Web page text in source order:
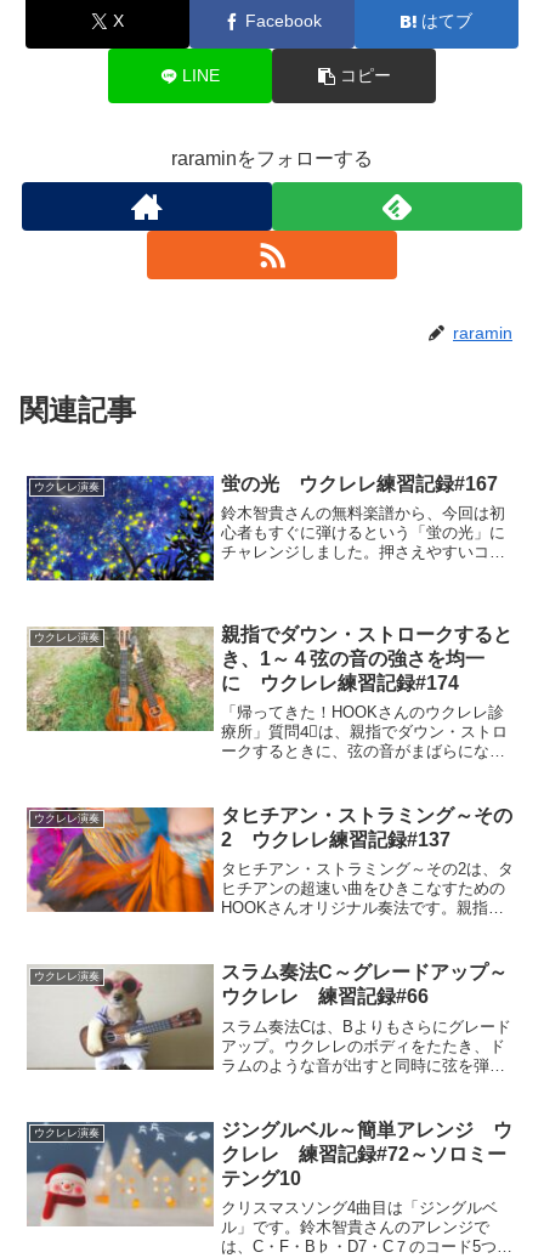
X Facebook はてブ
LINE コピー
raraminをフォローする
raramin
関連記事
ウクレレ演奏 蛍の光 ウクレレ練習記録#167
鈴木智貴さんの無料楽譜から、今回は初
心者もすぐに弾けるという「蛍の光」に
チャレンジしました。押さえやすいコー
ウクレレ演奏
親指でダウン・ストロークすると
き、1～４弦の音の強さを均一
に ウクレレ練習記録#174
「帰ってきた！HOOKさんのウクレレ診
療所」質問4⃣は、親指でダウン・ストロ
ークするときに、弦の音がまばらになる
振りおろしながら、弦に当てる親指の位
置を確認し、鳴らした音がきれいに鳴っ
て調和しているかを意識して練習しまし
た。
ウクレレ演奏
タヒチアン・ストラミング～その
2 ウクレレ練習記録#137
タヒチアン・ストラミング～その2は、タ
ヒチアンの超速い曲をひきこなすための
HOOKさんオリジナル奏法です。親指・
SPECIAL PROGRAM（ウクレレマガジ
ンvol.25「右手強化のエチュード」これが
できれば演奏力アップ 実はめちゃ大
事！）Ex-9「２種類のタヒチアン・スト
ラミング」に、私は♩＝150 の速さでチ
ャレンジしました。
ウクレレ演奏
スラム奏法C～グレードアップ～
ウクレレ 練習記録#66
スラム奏法Cは、Bよりもさらにグレード
アップ。ウクレレのボディをたたき、ド
ラムのような音が出すと同時に弦を弾い
にスラーが入るので、ボディはたたくが
弦は弾かない、という難解な技です。
ウクレレ演奏
ジングルベル～簡単アレンジ ウ
クレレ 練習記録#72～ソロミー
テング10
クリスマスソング4曲目は「ジングルベ
ル」です。鈴木智貴さんのアレンジで
は、C・F・B♭・D7・C７のコード5つで